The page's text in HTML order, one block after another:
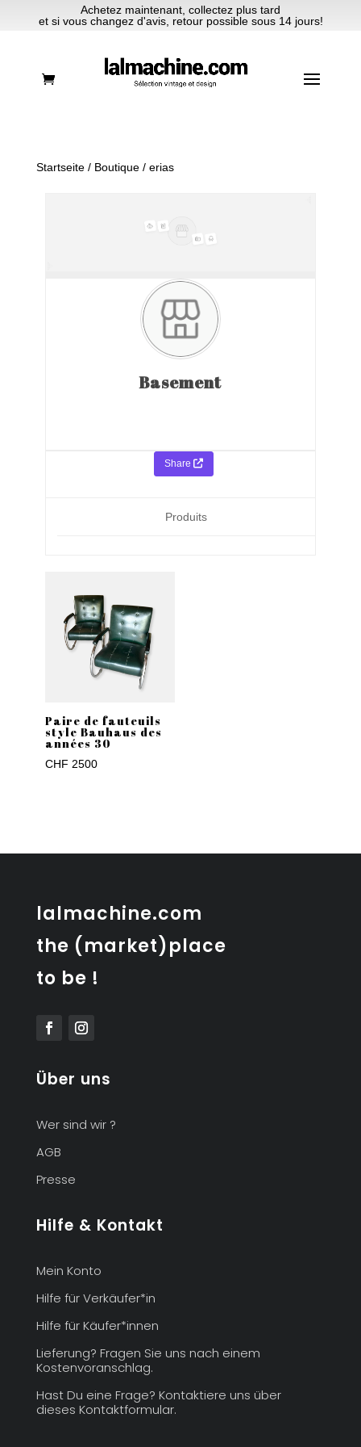
Achetez maintenant, collectez plus tard
et si vous changez d'avis, retour possible sous 14 jours!
Startseite/ Boutique/ erias
Basement
Share
Produits
Paire de fauteuils
style Bauhaus des
années 30
CHF 2500
lalmachine.com
the (market)place
to be !
Über uns
Wer sind wir ?
AGB
Presse
Hilfe & Kontakt
Mein Konto
Hilfe für Verkäufer*in
Hilfe für Käufer*innen
Lieferung? Fragen Sie uns nach einem
Kostenvoranschlag.
Hast Du eine Frage? Kontaktiere uns über
dieses Kontaktformular.